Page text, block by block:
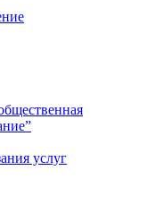
услуг